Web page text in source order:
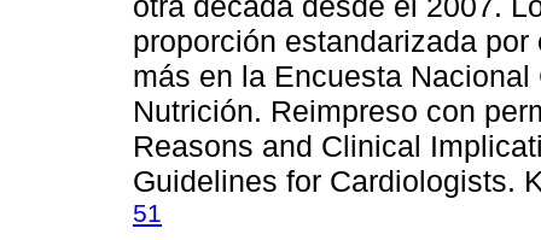
proporción estandarizada
más en la Encuesta
Nutrición. Reimpreso con
Reasons and Clinical
Guidelines for Cardiologists.
51